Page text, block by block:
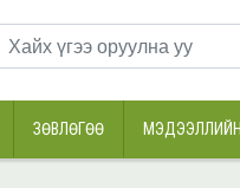
ЗӨВЛӨГӨӨ